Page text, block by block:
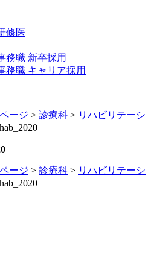
修医
務職 新卒採用
務職 キャリア採用
ージ > 診療科 > リハビリテーシ
ージ > 診療科 > リハビリテーシ